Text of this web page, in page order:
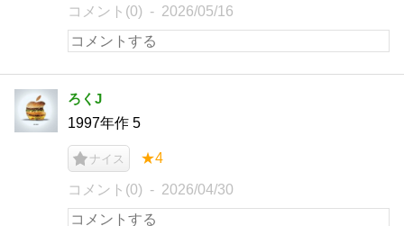
コメント(0) 2026/05/16
ろくJ
1997年作 5
ナイス ★4
コメント(0) 2026/04/30